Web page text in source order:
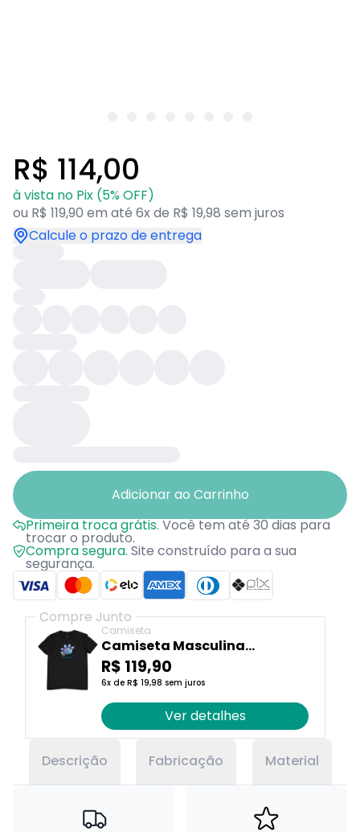
R$ 114,00
à vista no Pix (5% OFF)
ou R$ 119,90 em até 6x de R$ 19,98 sem juros
Calcule o prazo de entrega
Adicionar ao Carrinho
Primeira troca grátis.Você tem até 30 dias para
trocar o produto.
Compra segura. Site construído para a sua
segurança.
Compre Junto
Camiseta
Camiseta Masculina
Camaleão Signos - Peixes
R$ 119,90
6x de R$ 19,98 sem juros
Ver detalhes
Descrição Fabricação Material